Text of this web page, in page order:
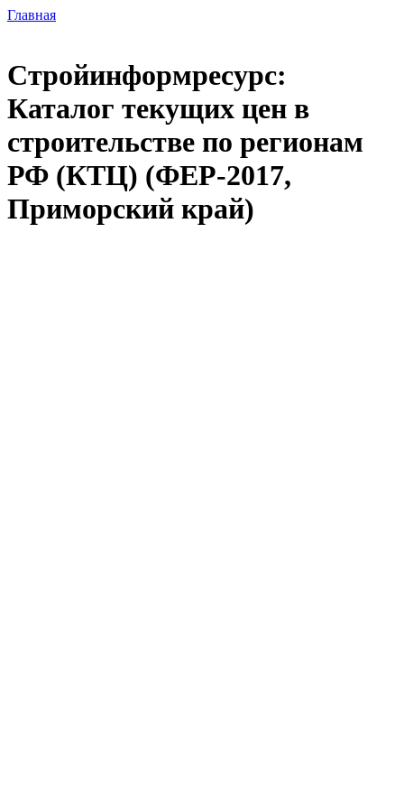
Главная
Стройинформресурс:
Каталог текущих цен в
строительстве по регионам
РФ (КТЦ) (ФЕР-2017,
Приморский край)